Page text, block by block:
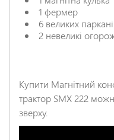
1 фермер
6 великих
2 невеликі
Купити Магнітний
трактор SMX 222
зверху.